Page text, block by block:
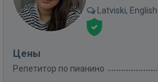
Latviski, English
Цены
Репетитор по пианино